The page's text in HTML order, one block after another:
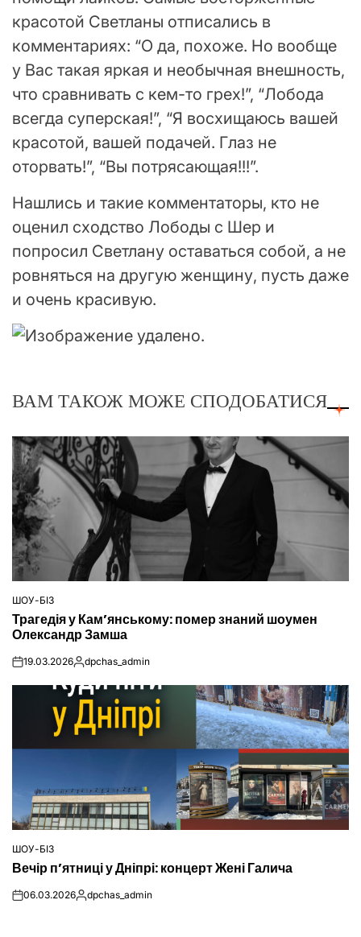
красотой Светланы отписались в
комментариях: “О да, похоже. Но вообще
у Вас такая яркая и необычная внешность,
что сравнивать с кем-то грех!”, “Лобода
всегда суперская!”, “Я восхищаюсь вашей
красотой, вашей подачей. Глаз не
оторвать!”, “Вы потрясающая!!!”.
Нашлись и такие комментаторы, кто не
оценил сходство Лободы с Шер и
попросил Светлану оставаться собой, а не
ровняться на другую женщину, пусть даже
и очень красивую.
ВАМ ТАКОЖ МОЖЕ СПОДОБАТИСЯ
ОПУБЛІКУВАТИ
ШОУ-БІЗ
Трагедія у Кам’янському: помер знаний шоумен
Олександр Замша
on19.03.2026Опубліковано
dpchas_admin
ОПУБЛІКУВАТИ
У
ШОУ-БІЗ
Вечір п’ятниці у Дніпрі: концерт Жені Галича
on06.03.2026Опубліковано
dpchas_admin